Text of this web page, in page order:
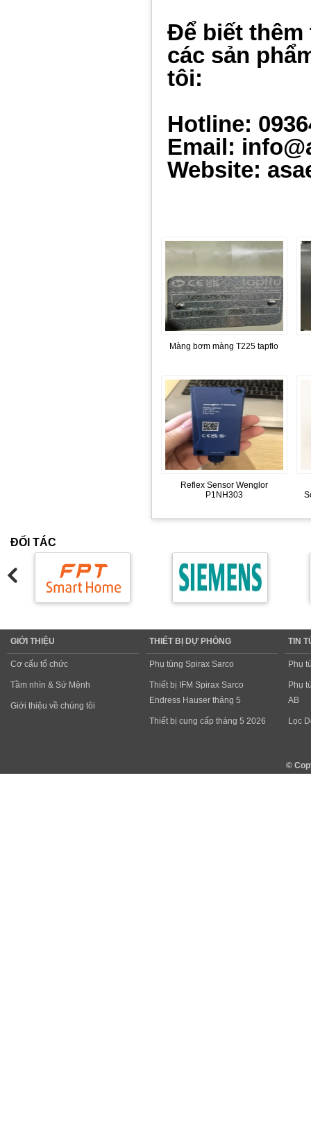
Để biết thêm
các sản
tôi:
Hotline:
Email:
Website:
Màng bơm màng T225 tapflo
Reflex Sensor Wenglor
P1NH303
ĐỐI TÁC
GIỚI THIỆU
Cơ cấu tổ chức
Tầm nhìn & Sứ Mệnh
Giới thiệu về chúng tôi
THIẾT BỊ DỰ PHÒNG
Phụ tùng Spirax Sarco
Thiết bị IFM Spirax Sarco
Endress Hauser tháng 5
Thiết bị cung cấp tháng 5 2026
TIN
Phụ
Phụ
AB
Lọc
©